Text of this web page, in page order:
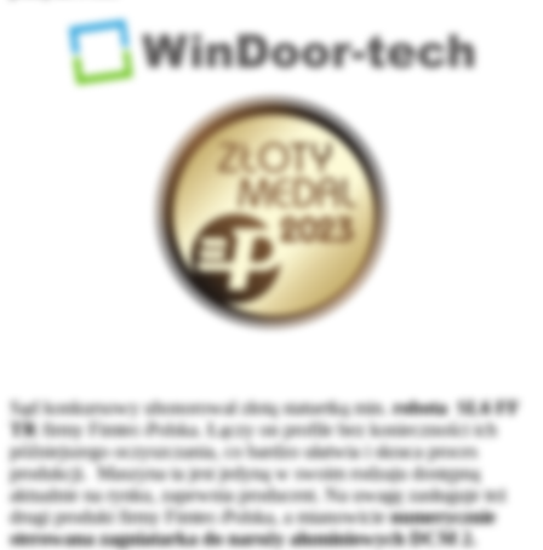
Sąd konkursowy uhonorował złotą statuetką min.robota SL6 FF
TR firmy Fimtec-Polska. Łączy on profile bez konieczności ich
późniejszego oczyszczania, co bardzo ułatwia i skraca proces
produkcji. Maszyna ta jest jedyną w swoim rodzaju dostępną
aktualnie na rynku, zapewnia producent. Na uwagę zasługuje też
drugi produkt firmy Fimtec-Polska, a mianowicienumerycznie
sterowana zagniatarka do naroży aluminiowych DCM 2.